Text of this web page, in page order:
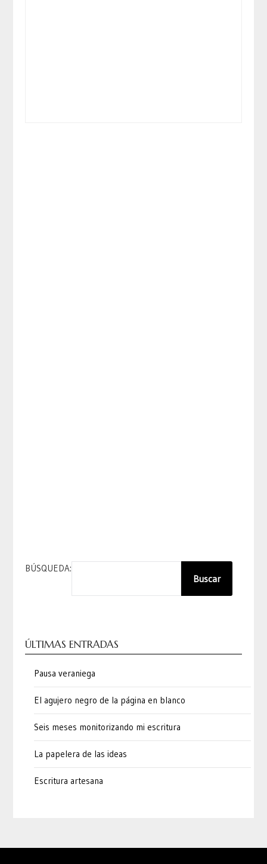
BÚSQUEDA:
Buscar
ÚLTIMAS ENTRADAS
Pausa veraniega
El agujero negro de la página en blanco
Seis meses monitorizando mi escritura
La papelera de las ideas
Escritura artesana